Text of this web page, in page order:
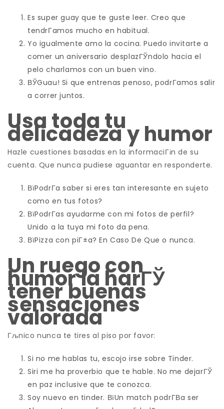
Es super guay que te guste leer. Creo que
tendrГ­amos mucho en habitual.
Yo igualmente amo la cocina. Puedo invitarte a
comer un aniversario desplazГЎndolo hacia el
pelo charlamos con un buen vino.
ВЎGuau! Si que entrenas penoso, podrГ­amos salir
a correr juntos.
Usa toda tu
delicadeza y humor
Hazle cuestiones basadas en la informaciГіn de su
cuenta. Que nunca pudiese aguantar en responderte.
ВїPodrГ­a saber si eres tan interesante en sujeto
como en tus fotos?
ВїPodrГ­as ayudarme con mi fotos de perfil?
Unido a la tuya mi foto da pena.
ВїPizza con piГ±a? En Caso De Que o nunca.
Un ruego con
humor la harГЎ
tener buenas
sensaciones
valorada
Гљnico nunca te tires al piso por favor:
Si no me hablas tu, escojo irse sobre Tinder.
Siri me ha proverbio que te hable. No me dejarГЎ
en paz inclusive que te conozca.
Soy nuevo en tinder. ВїUn match podrГ­В­a ser